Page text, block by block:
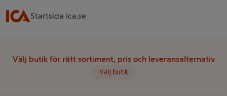
Startsida ica.se
Välj butik för rätt sortiment, pris och leveransalternativ
Välj butik